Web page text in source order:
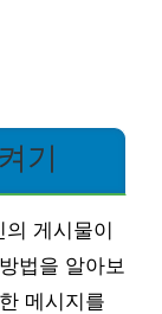
기
게시물이
법을 알아보
메시지를